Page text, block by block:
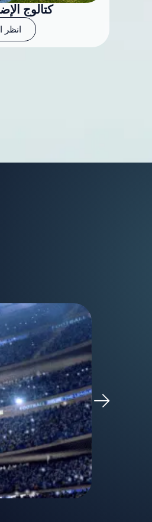
كتالوج
انظر